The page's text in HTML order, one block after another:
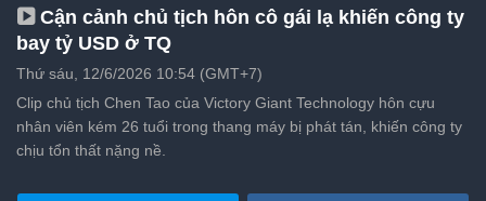
Cận cảnh chủ tịch hôn cô gái lạ khiến công ty
bay tỷ USD ở TQ
Thứ sáu, 12/6/2026 10:54 (GMT+7)
Clip chủ tịch Chen Tao của Victory Giant Technology hôn cựu
nhân viên kém 26 tuổi trong thang máy bị phát tán, khiến công ty
chịu tổn thất nặng nề.